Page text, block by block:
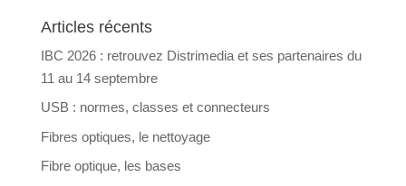
Articles récents
IBC 2026 : retrouvez Distrimedia et ses partenaires du
11 au 14 septembre
USB : normes, classes et connecteurs
Fibres optiques, le nettoyage
Fibre optique, les bases